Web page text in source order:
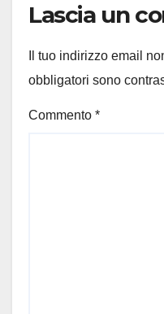
Lascia un
Il tuo indirizzo email
obbligatori sono
Commento *